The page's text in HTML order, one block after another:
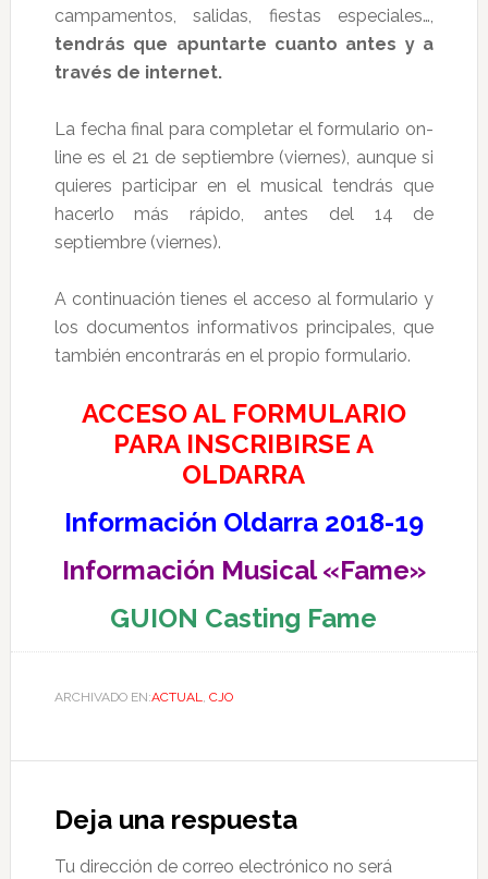
campamentos, salidas, fiestas especiales…,
tendrás que apuntarte cuanto antes y a
través de internet.
La fecha final para completar el formulario on-
line es el 21 de septiembre (viernes), aunque si
quieres participar en el musical tendrás que
hacerlo más rápido, antes del 14 de
septiembre (viernes).
A continuación tienes el acceso al formulario y
los documentos informativos principales, que
también encontrarás en el propio formulario.
ACCESO AL FORMULARIO
PARA INSCRIBIRSE A
OLDARRA
Información Oldarra 2018-19
Información Musical «Fame»
GUION Casting Fame
ARCHIVADO EN:ACTUAL, CJO
Deja una respuesta
Tu dirección de correo electrónico no será